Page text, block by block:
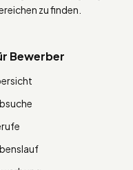
zu finden.
Bewerber